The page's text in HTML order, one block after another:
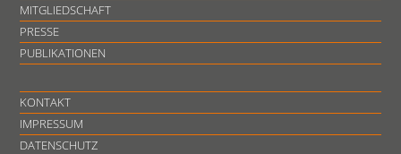
MITGLIEDSCHAFT
PRESSE
PUBLIKATIONEN
KONTAKT
IMPRESSUM
DATENSCHUTZ